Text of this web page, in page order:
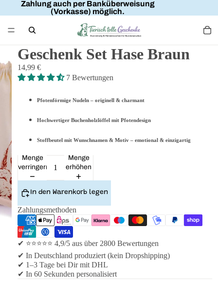
Zahlung auch per Banküberweisung
(Vorkasse) möglich.
Geschenk Set Hase Braun
14,99 €
7 Bewertungen
Pfotenförmige Nudeln – originell & charmant
Hochwertiger Buchenholzlöffel mit Pfotendesign
Stoffbeutel mit Wunschnamen & Motiv – emotional & einzigartig
Menge
verringern
Menge
erhöhen
In den Warenkorb legen
Zahlungsmethoden
✔ ⭐⭐⭐⭐⭐ 4,9/5 aus über 2800 Bewertungen
✔ In Deutschland produziert (kein Dropshipping)
✔ 1–3 Tage bei Dir mit DHL
✔ In 60 Sekunden personalisiert